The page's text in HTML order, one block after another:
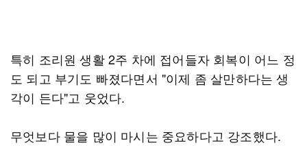
특히 조리원 생활 2주 차에 접어들자 회복이 어느 정
도 되고 부기도 빠졌다면서 "이제 좀 살만하다는 생
각이 든다"고 웃었다.
무엇보다 물을 많이 마시는 중요하다고 강조했다.